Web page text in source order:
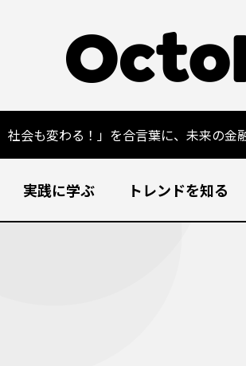
実践に学ぶ トレンドを知る
社会も変わる！」を合言葉に、未来の